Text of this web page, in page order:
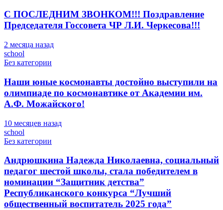
С ПОСЛЕДНИМ ЗВОНКОМ!!! Поздравление
Председателя Госсовета ЧР Л.И. Черкесова!!!
2 месяца назад
school
Без категории
Наши юные космонавты достойно выступили на
олимпиаде по космонавтике от Академии им.
А.Ф. Можайского!
10 месяцев назад
school
Без категории
Андрюшкина Надежда Николаевна, социальный
педагог шестой школы, стала победителем в
номинации “Защитник детства”
Республиканского конкурса “Лучший
общественный воспитатель 2025 года”